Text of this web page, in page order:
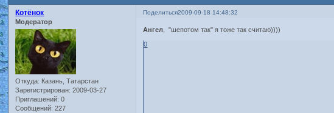
Поделиться2009-09-18 14:48:32
Котёнок
Модератор
Откуда: Казань, Татарстан
Зарегистрирован: 2009-03-27
Приглашений: 0
Сообщений: 227
Ангел , "шепотом так" я тоже так считаю))))
0